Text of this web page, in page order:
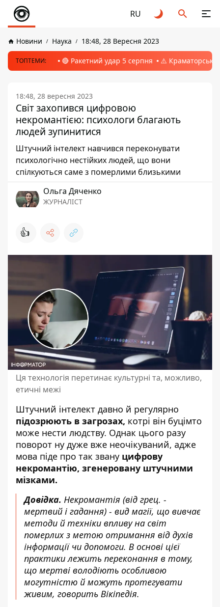
RU
Новини Наука 18:48, 28 Вересня 2023
ТОПТЕМИ: 🔴 Ракетний удар 5 серпня ⚠️ Краматорськ,
18:48, 28 вересня 2023
Світ захопився цифровою
некромантією: психологи благають
людей зупинитися
Штучний інтелект навчився переконувати
психологічно нестійких людей, що вони
спілкуються саме з померлими близькими
Ольга Дяченко
ЖУРНАЛІСТ
👍
Ця технологія перетинає культурні та, можливо,
етичні межі
Штучний інтелект давно й регулярно
підозрюють в загрозах, котрі він буцімто
може нести людству. Однак цього разу
поворот ну дуже вже неочікуваний, адже
мова піде про так звану цифрову
некромантію, згенеровану штучними
мізками.
Довідка. Некромантія (від грец. -
мертвий і гадання) - вид магії, що вивчає
методи й техніки впливу на світ
померлих з метою отримання від духів
інформації чи допомоги. В основі цієї
практики лежить переконання в тому,
що мертві володіють особливою
могутністю й можуть протегувати
живим, говорить Вікіпедія.